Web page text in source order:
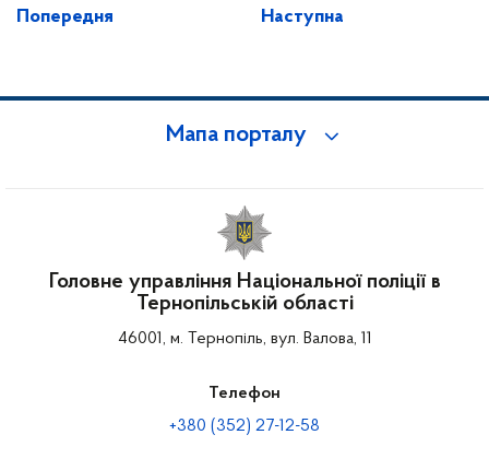
Попередня Наступна
Мапа порталу
Головне управління Національної поліції в
Тернопільській області
46001, м. Тернопіль, вул. Валова, 11
Телефон
+380 (352) 27-12-58